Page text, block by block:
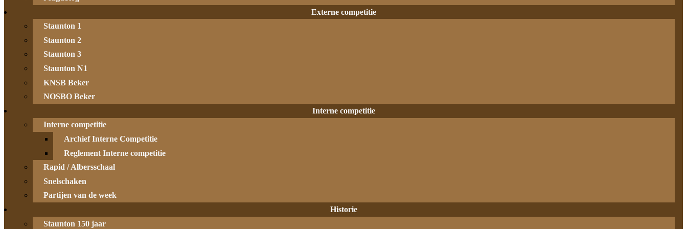
Externe competitie
Staunton 1
Staunton 2
Staunton 3
Staunton N1
KNSB Beker
NOSBO Beker
Interne competitie
Interne competitie
Archief Interne Competitie
Reglement Interne competitie
Rapid / Albersschaal
Snelschaken
Partijen van de week
Historie
Staunton 150 jaar